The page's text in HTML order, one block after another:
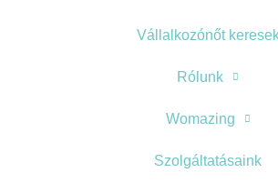
Vállalkozónőt
Rólunk
Womazing
Szolgáltatásaink